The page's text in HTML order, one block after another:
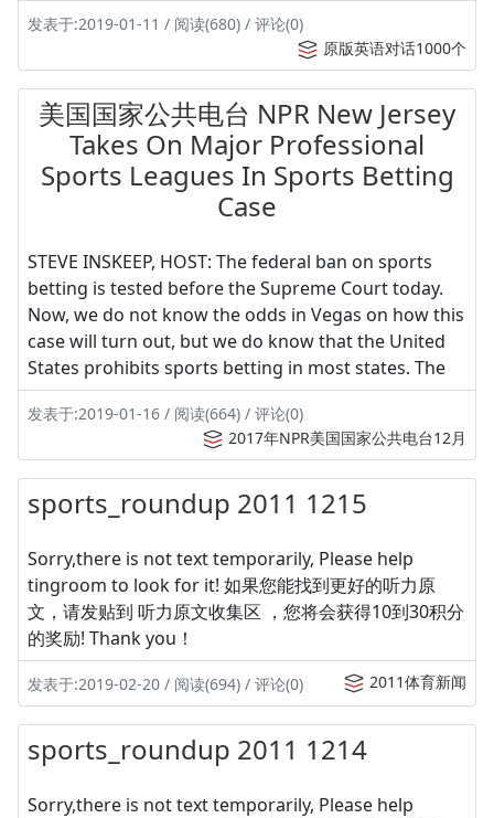
发表于:2019-01-11 / 阅读(680) / 评论(0)
原版英语对话1000个
美国国家公共电台 NPR New Jersey
Takes On Major Professional
Sports Leagues In Sports Betting
Case
STEVE INSKEEP, HOST: The federal ban on sports
betting is tested before the Supreme Court today.
Now, we do not know the odds in Vegas on how this
case will turn out, but we do know that the United
States prohibits sports betting in most states. The
发表于:2019-01-16 / 阅读(664) / 评论(0)
2017年NPR美国国家公共电台12月
sports_roundup 2011 1215
Sorry,there is not text temporarily, Please help
tingroom to look for it! 如果您能找到更好的听力原
文，请发贴到 听力原文收集区 ，您将会获得10到30积分
的奖励! Thank you！
发表于:2019-02-20 / 阅读(694) / 评论(0) 2011体育新闻
sports_roundup 2011 1214
Sorry,there is not text temporarily, Please help